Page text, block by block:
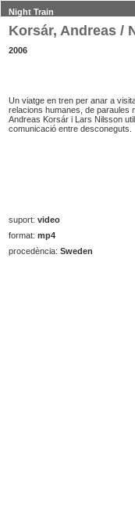
Night Train
Korsár, Andreas /
2006
Un viatge en tren per anar a
relacions humanes, de paraules
Andreas Korsár i Lars Nilsson
comunicació entre desconeguts.
suport: video
format: mp4
procedència: Sweden